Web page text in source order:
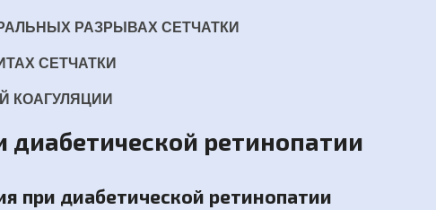
РАЗРЫВАХ СЕТЧАТКИ
СЕТЧАТКИ
КОАГУЛЯЦИИ
диабетической ретинопатии
при диабетической ретинопатии